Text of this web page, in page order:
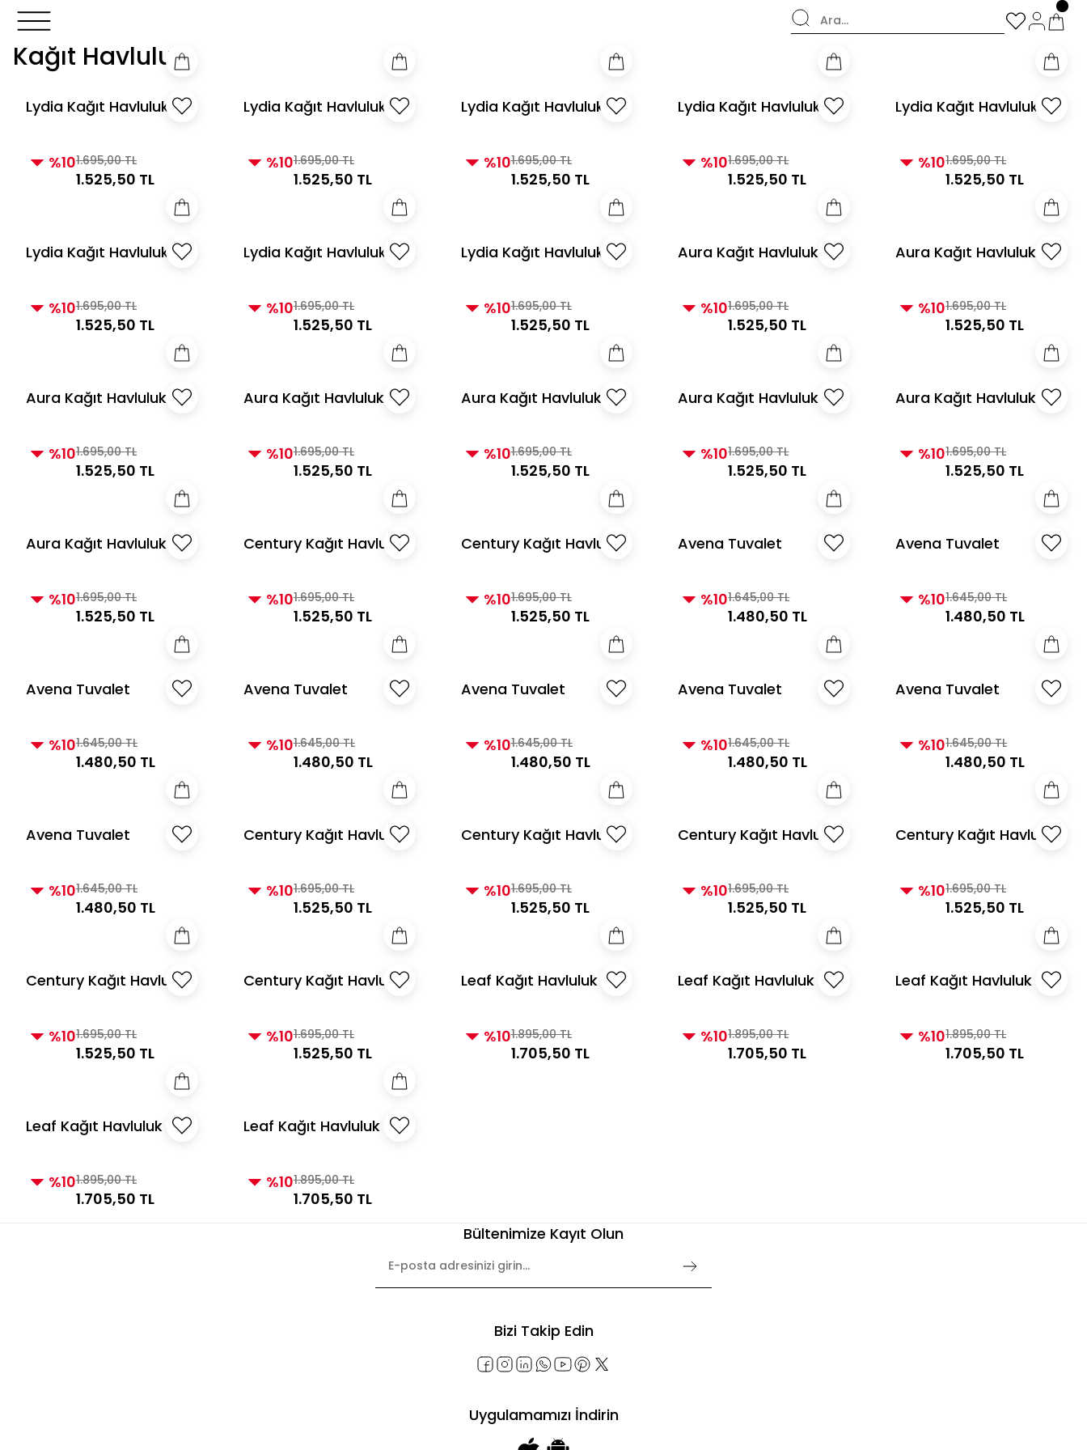
3000 TL ve Üzeri Alışverişlerde Kargo Bedava!
3000 TL ve Üzeri Alışverişlerde Kargo Bedava!
3000 TL ve Üzeri Alışverişlerde Kargo Bedava!
Kağıt Havluluk
Lydia Kağıt Havluluk
%101.695,00 TL
1.525,50 TL
Lydia Kağıt Havluluk
%101.695,00 TL
1.525,50 TL
Lydia Kağıt Havluluk
%101.695,00 TL
1.525,50 TL
Lydia Kağıt Havluluk
%101.695,00 TL
1.525,50 TL
Lydia Kağıt Havluluk
%101.695,00 TL
1.525,50 TL
Lydia Kağıt Havluluk
%101.695,00 TL
1.525,50 TL
Lydia Kağıt Havluluk
%101.695,00 TL
1.525,50 TL
Lydia Kağıt Havluluk
%101.695,00 TL
1.525,50 TL
Aura Kağıt Havluluk
%101.695,00 TL
1.525,50 TL
Aura Kağıt Havluluk
%101.695,00 TL
1.525,50 TL
Aura Kağıt Havluluk
%101.695,00 TL
1.525,50 TL
Aura Kağıt Havluluk
%101.695,00 TL
1.525,50 TL
Aura Kağıt Havluluk
%101.695,00 TL
1.525,50 TL
Aura Kağıt Havluluk
%101.695,00 TL
1.525,50 TL
Aura Kağıt Havluluk
%101.695,00 TL
1.525,50 TL
Aura Kağıt Havluluk
%101.695,00 TL
1.525,50 TL
Century Kağıt Havluluk
%101.695,00 TL
1.525,50 TL
Century Kağıt Havluluk
%101.695,00 TL
1.525,50 TL
Avena Tuvalet
%101.645,00 TL
1.480,50 TL
Avena Tuvalet
%101.645,00 TL
1.480,50 TL
Avena Tuvalet
%101.645,00 TL
1.480,50 TL
Avena Tuvalet
%101.645,00 TL
1.480,50 TL
Avena Tuvalet
%101.645,00 TL
1.480,50 TL
Avena Tuvalet
%101.645,00 TL
1.480,50 TL
Avena Tuvalet
%101.645,00 TL
1.480,50 TL
Avena Tuvalet
%101.645,00 TL
1.480,50 TL
Century Kağıt Havluluk
%101.695,00 TL
1.525,50 TL
Century Kağıt Havluluk
%101.695,00 TL
1.525,50 TL
Century Kağıt Havluluk
%101.695,00 TL
1.525,50 TL
Century Kağıt Havluluk
%101.695,00 TL
1.525,50 TL
Century Kağıt Havluluk
%101.695,00 TL
1.525,50 TL
Century Kağıt Havluluk
%101.695,00 TL
1.525,50 TL
Leaf Kağıt Havluluk
%101.895,00 TL
1.705,50 TL
Leaf Kağıt Havluluk
%101.895,00 TL
1.705,50 TL
Leaf Kağıt Havluluk
%101.895,00 TL
1.705,50 TL
Leaf Kağıt Havluluk
%101.895,00 TL
1.705,50 TL
Leaf Kağıt Havluluk
%101.895,00 TL
1.705,50 TL
Bültenimize Kayıt Olun
Bizi Takip Edin
Uygulamamızı İndirin